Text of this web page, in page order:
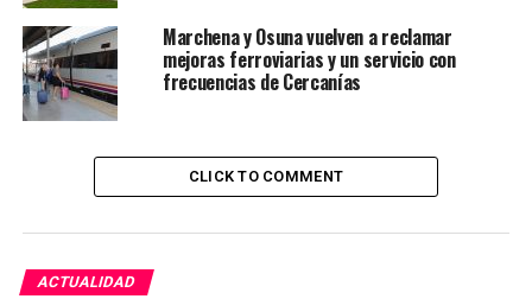
Marchena y Osuna vuelven a reclamar
mejoras ferroviarias y un servicio con
frecuencias de Cercanías
CLICK TO COMMENT
ACTUALIDAD